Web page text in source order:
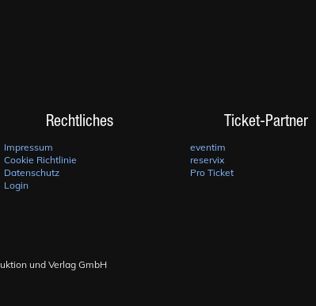
Rechtliches
Impressum
Cookie Richtlinie
Datenschutz
Login
Ticket-Partner
eventim
reservix
Pro Ticket
und Verlag GmbH